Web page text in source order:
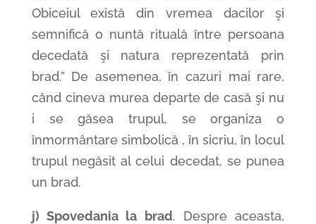
Obiceiul există din vremea dacilor şi
semnifică o nuntă rituală între persoana
decedată şi natura reprezentată prin
brad.” De asemenea, în cazuri mai rare,
când cineva murea departe de casă şi nu
i se găsea trupul, se organiza o
înmormântare simbolică , în sicriu, în locul
trupul negăsit al celui decedat, se punea
un brad.
j)Spovedania la brad. Despre aceasta,